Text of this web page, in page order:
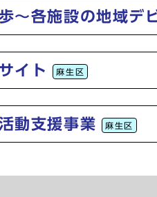
～各施設の地域デ
イト 麻生区
動支援事業 麻生区